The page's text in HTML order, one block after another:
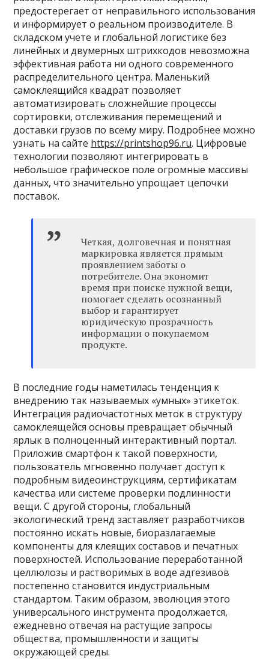
предостерегает от неправильного использования
и информирует о реальном производителе. В
складском учете и глобальной логистике без
линейных и двумерных штрихкодов невозможна
эффективная работа ни одного современного
распределительного центра. Маленький
самоклеящийся квадрат позволяет
автоматизировать сложнейшие процессы
сортировки, отслеживания перемещений и
доставки грузов по всему миру. Подробнее можно
узнать на сайте https://printshop96.ru. Цифровые
технологии позволяют интегрировать в
небольшое графическое поле огромные массивы
данных, что значительно упрощает цепочки
поставок.
Четкая, долговечная и понятная
маркировка является прямым
проявлением заботы о
потребителе. Она экономит
время при поиске нужной вещи,
помогает сделать осознанный
выбор и гарантирует
юридическую прозрачность
информации о покупаемом
продукте.
В последние годы наметилась тенденция к
внедрению так называемых «умных» этикеток.
Интеграция радиочастотных меток в структуру
самоклеящейся основы превращает обычный
ярлык в полноценный интерактивный портал.
Приложив смартфон к такой поверхности,
пользователь мгновенно получает доступ к
подробным видеоинструкциям, сертификатам
качества или системе проверки подлинности
вещи. С другой стороны, глобальный
экологический тренд заставляет разработчиков
постоянно искать новые, биоразлагаемые
компоненты для клеящих составов и печатных
поверхностей. Использование переработанной
целлюлозы и растворимых в воде адгезивов
постепенно становится индустриальным
стандартом. Таким образом, эволюция этого
универсального инструмента продолжается,
ежедневно отвечая на растущие запросы
общества, промышленности и защиты
окружающей среды.